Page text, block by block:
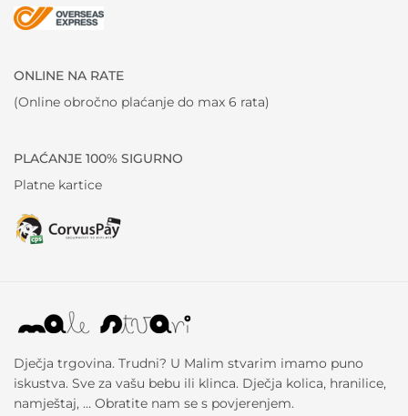
ONLINE NA RATE
(Online obročno plaćanje do max 6 rata)
PLAĆANJE 100% SIGURNO
Platne kartice
Dječja trgovina. Trudni? U Malim stvarim imamo puno
iskustva. Sve za vašu bebu ili klinca. Dječja kolica, hranilice,
namještaj, … Obratite nam se s povjerenjem.